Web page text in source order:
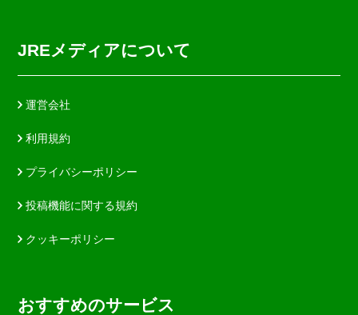
JREメディアについて
運営会社
利用規約
プライバシーポリシー
投稿機能に関する規約
クッキーポリシー
おすすめのサービス